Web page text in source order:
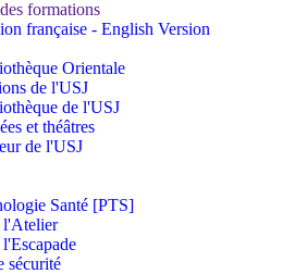
formations
française - English Version
Orientale
de l'USJ
de l'USJ
et théâtres
de l'USJ
Santé [PTS]
l'Atelier
sécurité